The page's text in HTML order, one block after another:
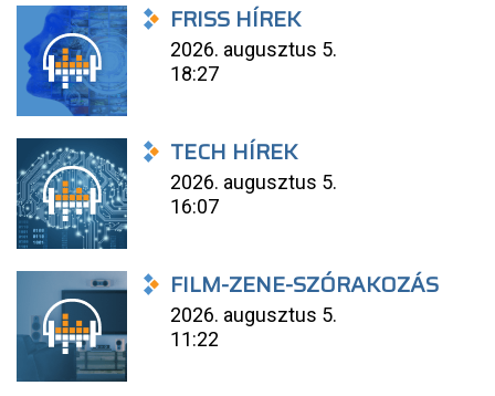
FRISS HÍREK
2026. augusztus 5.
18:27
TECH HÍREK
2026. augusztus 5.
16:07
FILM-ZENE-SZÓRAKOZÁS
2026. augusztus 5.
11:22